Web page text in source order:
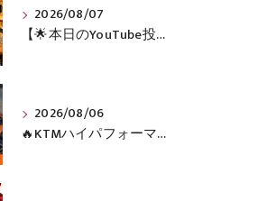
2026/08/07
【🌟本日のYouTube投稿完了🌟】 🔥390 ADVENTURE R × KTM山形 オリジナルデカール仕様誕生🔥
2026/08/06
🔥KTMハイパフォーマンスネイキッドがお得に手に入るチャンス🔥